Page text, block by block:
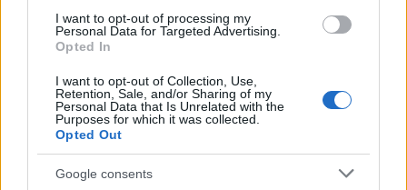
I want to opt-out of processing my
Personal Data for Targeted Advertising.
Opted In
I want to opt-out of Collection, Use,
Retention, Sale, and/or Sharing of my
Personal Data that Is Unrelated with the
Purposes for which it was collected.
Opted Out
Google consents
Per secoli il pensiero e la prassi politica da
Hobbes, fino ai giorni nostri, ha messo al
centro dell’agire politico loStato superiorem non
recognosensche, al massimo, nell’agone
internazionale, media le proprie aspirazioni
mediante convenzioni e trattati, divenute nei